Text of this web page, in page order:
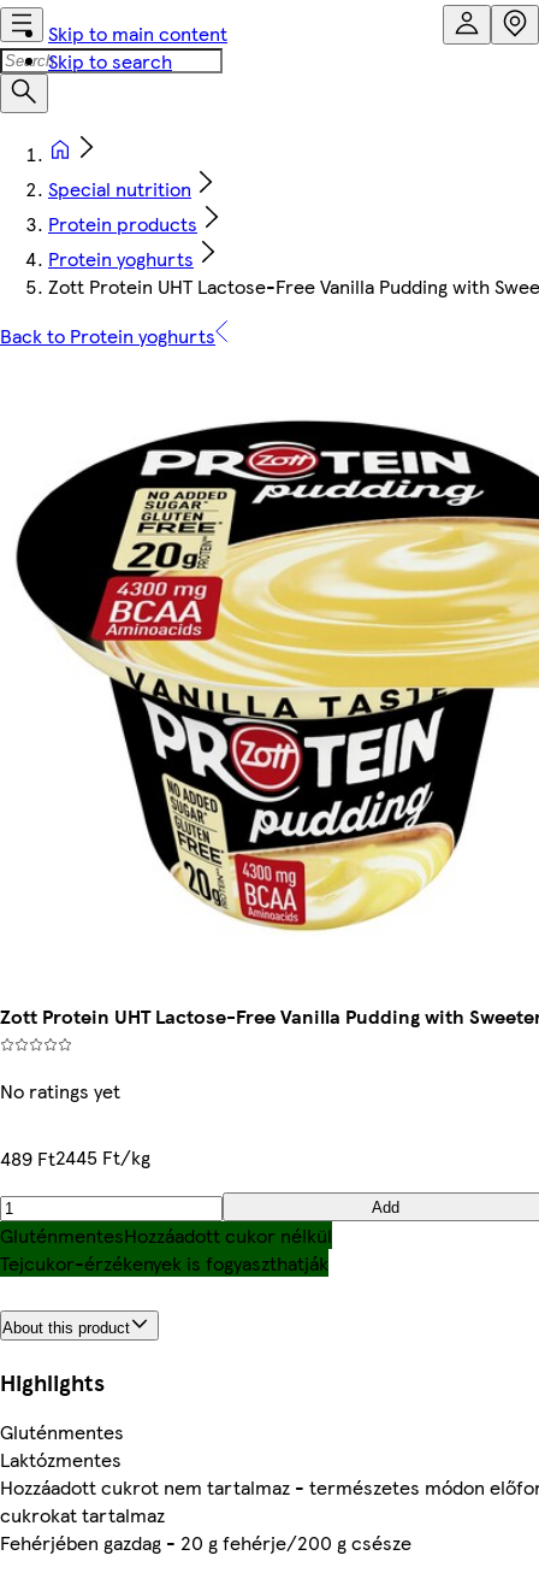
Skip to main content
Skip to search
Special nutrition
Protein products
Protein yoghurts
Zott Protein UHT Lactose-Free Vanilla Pudding with
Back to Protein yoghurts
Zott Protein UHT Lactose-Free Vanilla Pudding with
No ratings yet
489 Ft2445 Ft/kg
Add
GluténmentesHozzáadott cukor nélkül
Tejcukor-érzékenyek is fogyaszthatják
About this product
Highlights
Gluténmentes
Laktózmentes
Hozzáadott cukrot nem tartalmaz - természetes módon
cukrokat tartalmaz
Fehérjében gazdag - 20 g fehérje/200 g csésze